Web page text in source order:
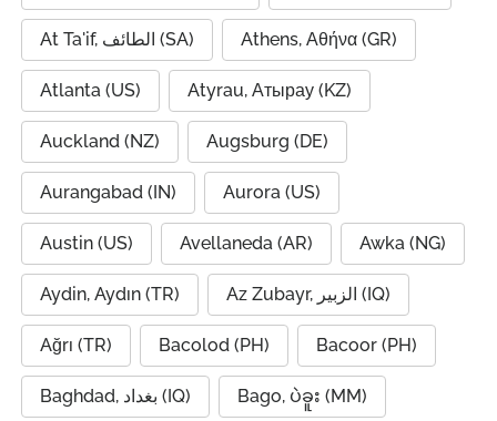
At Ta'if, الطائف (SA) Athens, Αθήνα (GR)
Atlanta (US) Atyrau, Атырау (KZ)
Auckland (NZ) Augsburg (DE)
Aurangabad (IN) Aurora (US)
Austin (US) Avellaneda (AR) Awka (NG)
Aydin, Aydın (TR) Az Zubayr, الزبير (IQ)
Ağrı (TR) Bacolod (PH) Bacoor (PH)
Baghdad, بغداد (IQ) Bago, ပဲခူး (MM)